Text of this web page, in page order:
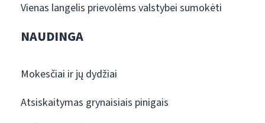
Vienas langelis prievolėms valstybei sumokėti
NAUDINGA
Mokesčiai ir jų dydžiai
Atsiskaitymas grynaisiais pinigais